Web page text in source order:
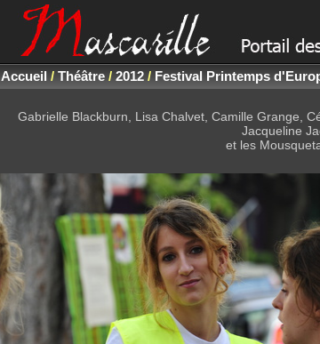
Accueil/ Théâtre/ 2012/ Festival Printemps
Gabrielle Blackburn, Lisa Chalvet, Camille Grange,
Jacqueline
et les